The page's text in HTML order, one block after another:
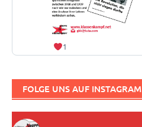
1
FOLGE UNS AUF INSTAGRAM